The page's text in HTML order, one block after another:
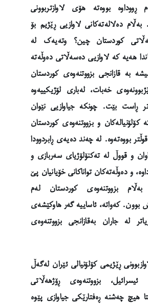
ڕووداوە بووەتە هۆی لاوازتربوونی
دەلالەتەکانی لاوازیی ڕێژیم بۆ
کوردستان چین؟ وتەیەک لە
هەیە کە لاوازیی دەسەڵاتی دەوڵەتە
بە قازانجی بزووتنەوەی کوردستان
خەبات، لەباری لۆژیکییەوە
ڕاست بێت. چونکە جیاوازیی نێوان
کۆلۆنیالەکان و بزووتنەوەی کوردستان
بووەتەوە. لە چەند دەیەی ڕابردوودا
و قووڵ لە تەکنۆلۆژیای سەربازی و
و دەوڵەتەکان تواناکانی خۆیانیان پێ
بزووتنەوەی کوردستان لەم
بوون. کەواتە، ئاساییە گەر هاوکێشەی
لە جاران بەقازانجی بزووتنەوەی
ڕێژیمی کۆلۆنیالی ئێران لەگەڵ
بزووتنەوەی ڕۆژهەڵاتی
هیچ چەشنە ڕەفتارێکی جیاوازی پێوە